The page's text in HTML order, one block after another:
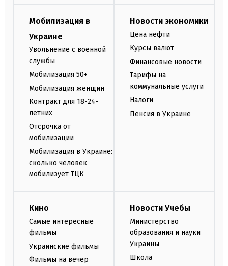
Мобилизация в
Украине
Увольнение с военной
службы
Мобилизация 50+
Мобилизация женщин
Контракт для 18-24-
летних
Отсрочка от
мобилизации
Мобилизация в Украине:
сколько человек
мобилизует ТЦК
Новости экономики
Цена нефти
Курсы валют
Финансовые новости
Тарифы на
коммунальные услуги
Налоги
Пенсия в Украине
Кино
Самые интересные
фильмы
Украинские фильмы
Фильмы на вечер
Новости Учебы
Министерство
образования и науки
Украины
Школа